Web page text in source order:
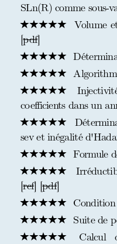
SLn(R) comme sous-
Volume
[pdf]
coefficients dans un
sev et inégalité
Formule
[ref] [pdf]
Suite de
Calcul